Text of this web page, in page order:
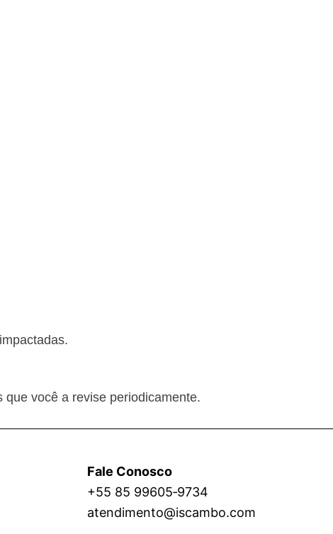
você a revise periodicamente.
Fale Conosco
+55 85 99605‑9734
atendimento@iscambo.com